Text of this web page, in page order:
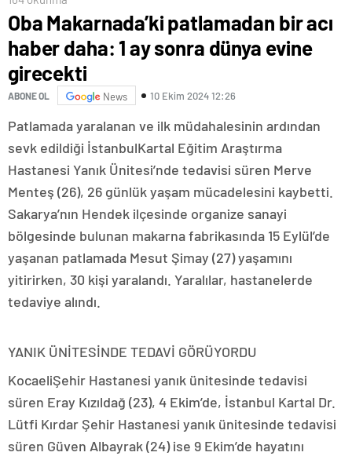
Oba Makarnada’ki patlamadan bir acı
haber daha: 1 ay sonra dünya evine
girecekti
ABONE OL News 10 Ekim 2024 12:26
Patlamada yaralanan ve ilk müdahalesinin ardından
sevk edildiği İstanbulKartal Eğitim Araştırma
Hastanesi Yanık Ünitesi’nde tedavisi süren Merve
Menteş (26), 26 günlük yaşam mücadelesini kaybetti.
Sakarya’nın Hendek ilçesinde organize sanayi
bölgesinde bulunan makarna fabrikasında 15 Eylül’de
yaşanan patlamada Mesut Şimay (27) yaşamını
yitirirken, 30 kişi yaralandı. Yaralılar, hastanelerde
tedaviye alındı.
YANIK ÜNİTESİNDE TEDAVİ GÖRÜYORDU
KocaeliŞehir Hastanesi yanık ünitesinde tedavisi
süren Eray Kızıldağ (23), 4 Ekim’de, İstanbul Kartal Dr.
Lütfi Kırdar Şehir Hastanesi yanık ünitesinde tedavisi
süren Güven Albayrak (24) ise 9 Ekim’de hayatını